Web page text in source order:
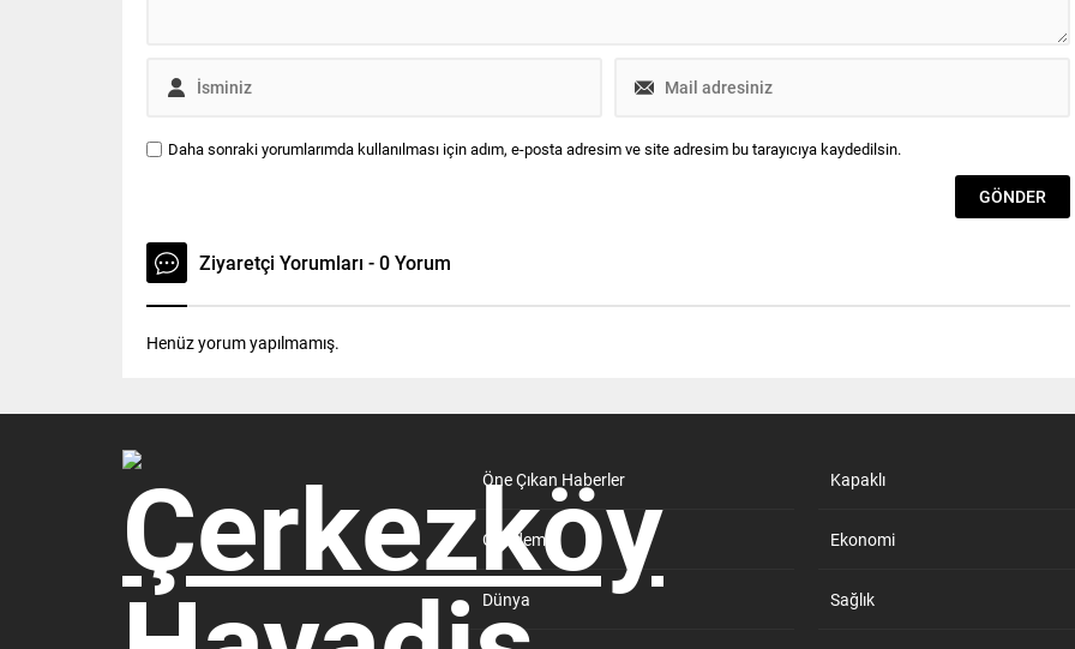
Daha sonraki yorumlarımda kullanılması için adım, e-posta adresim ve site adresim bu tarayıcıya kaydedilsin.
Ziyaretçi Yorumları - 0 Yorum
Henüz yorum yapılmamış.
Öne Çıkan Haberler
Gündem
Dünya
Kapaklı
Ekonomi
Sağlık